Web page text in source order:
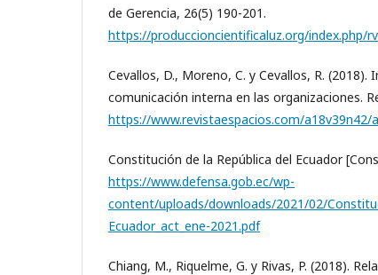
de Gerencia, 26(5) 190-201.
https://produccioncientificaluz.org/index.php/
Cevallos, D., Moreno, C. y Cevallos, R.
comunicación interna en las organizaciones.
https://www.revistaespacios.com/a18v39n42/
Constitución de la República del Ecuador
https://www.defensa.gob.ec/wp-
content/uploads/downloads/2021/02/
Ecuador_act_ene-2021.pdf
Chiang, M., Riquelme, G. y Rivas, P. (2018).